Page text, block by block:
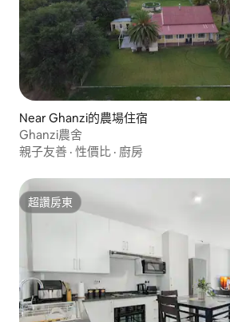
Near Ghanzi的農場住宿
Ghanzi農舍
親子友善 · 性價比 · 廚房
超讚房東
超讚房東